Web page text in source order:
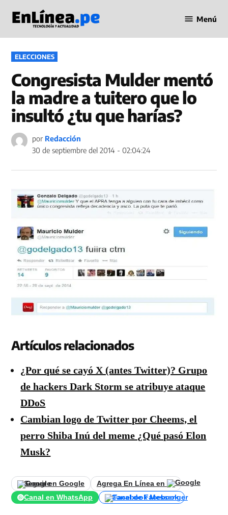
contenido
en Línea
Menú
PUBLICADO
EN
ELECCIONES
Congresista Mulder mentó
la madre a tuitero que lo
insultó ¿tu que harías?
por Redacción
30 de septiembre del 2014 - 02:04:24
Artículos relacionados
¿Por qué se cayó X (antes Twitter)? Grupo
de hackers Dark Storm se atribuye ataque
DDoS
Cambian logo de Twitter por Cheems, el
perro Shiba Inú del meme ¿Qué pasó Elon
Musk?
Seguir en Google
Agrega En Línea en
Canal en WhatsApp
Canal de Facebook